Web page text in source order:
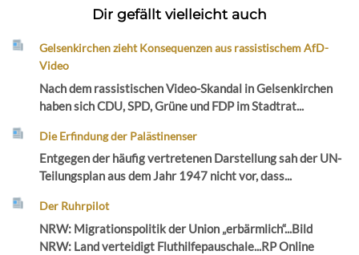
Dir gefällt vielleicht auch
Gelsenkirchen zieht Konsequenzen aus rassistischem AfD-
Video
Nach dem rassistischen Video-Skandal in Gelsenkirchen
haben sich CDU, SPD, Grüne und FDP im Stadtrat...
Die Erfindung der Palästinenser
Entgegen der häufig vertretenen Darstellung sah der UN-
Teilungsplan aus dem Jahr 1947 nicht vor, dass...
Der Ruhrpilot
NRW: Migrationspolitik der Union „erbärmlich“...Bild
NRW: Land verteidigt Fluthilfepauschale...RP Online